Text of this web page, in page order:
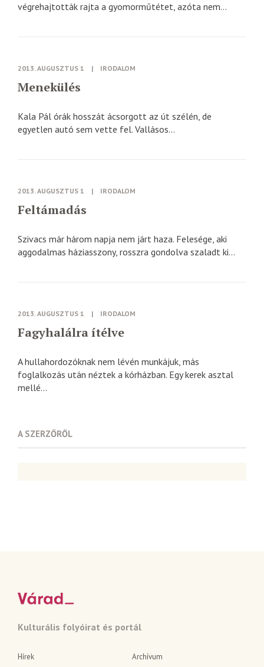
végrehajtották rajta a gyomorműtétet, azóta nem...
2013. AUGUSZTUS 1 | IRODALOM
Menekülés
Kala Pál órák hosszát ácsorgott az út szélén, de
egyetlen autó sem vette fel. Vallásos...
2013. AUGUSZTUS 1 | IRODALOM
Feltámadás
Szivacs már három napja nem járt haza. Felesége, aki
aggodalmas háziasszony, rosszra gondolva szaladt ki...
2013. AUGUSZTUS 1 | IRODALOM
Fagyhalálra ítélve
A hullahordozóknak nem lévén munkájuk, más
foglalkozás után néztek a kórházban. Egy kerek asztal
mellé...
A SZERZŐRŐL
Kulturális folyóirat és portál
Hírek Archívum